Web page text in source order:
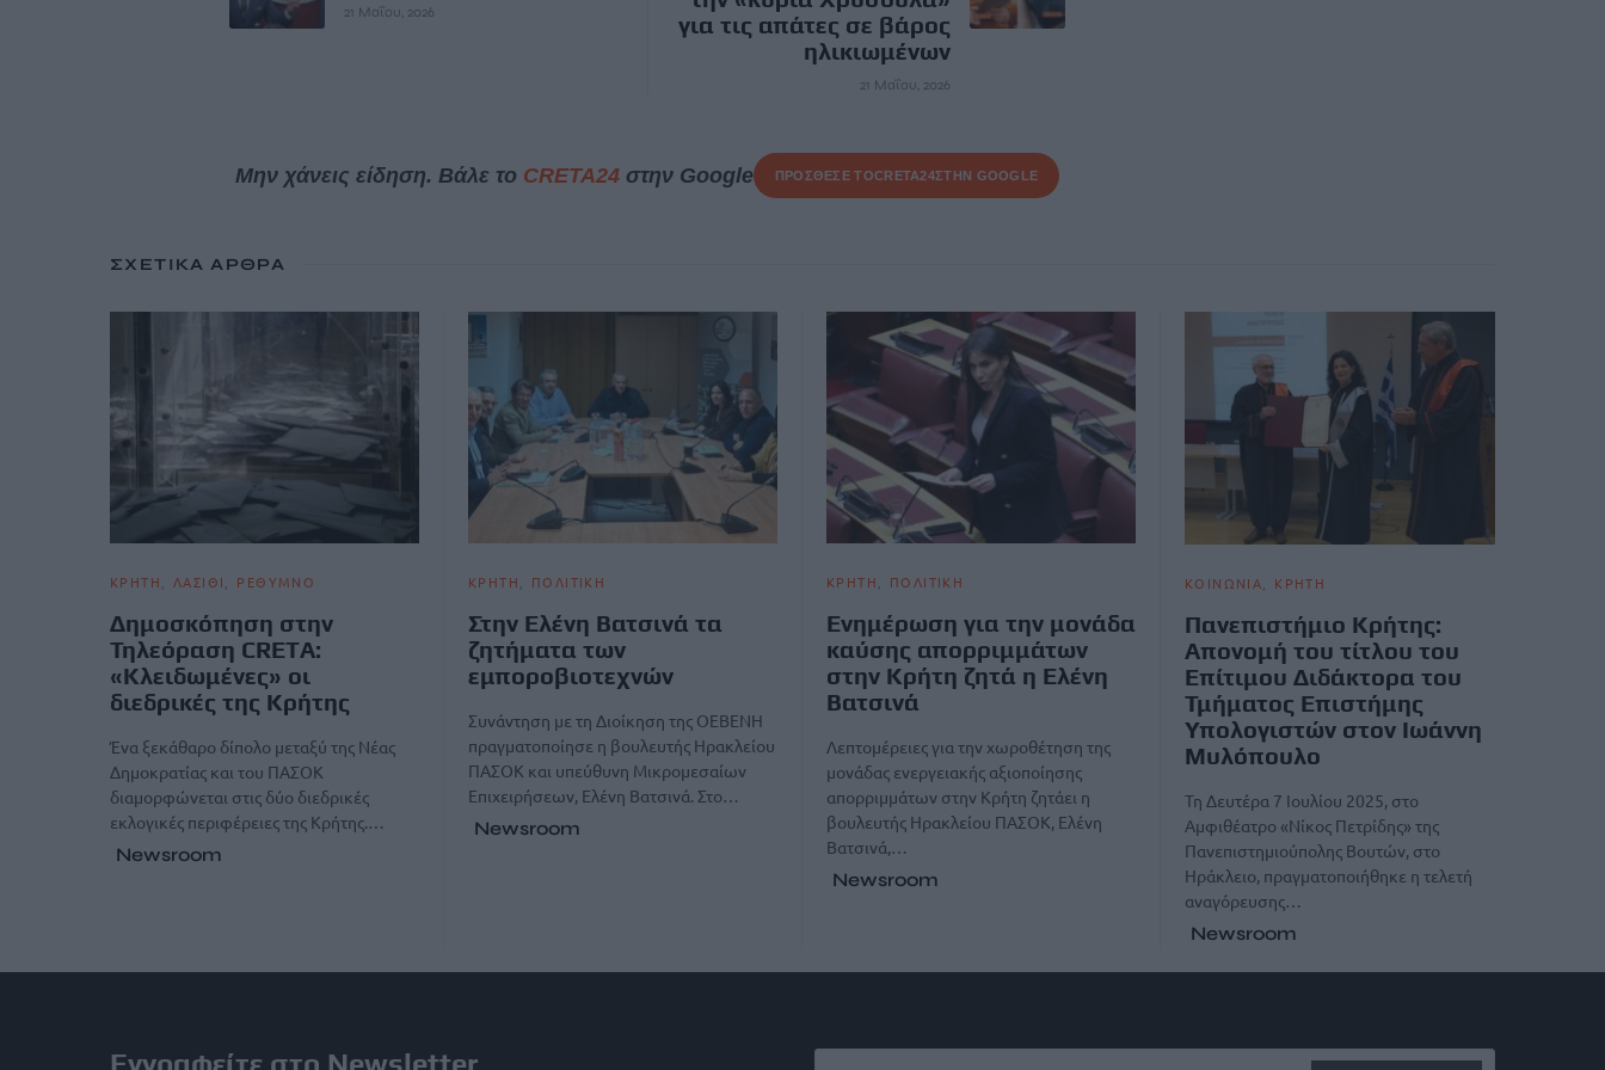
21 Μαΐου, 2026
για τις απάτες σε βάρος
ηλικιωμένων
21 Μαΐου, 2026
Μην χάνεις είδηση. Βάλε το CRETA24στην Google ΠΡΟΣΘΕΣΕ ΤΟCRETA24ΣΤΗΝ GOOGLE
ΣΧΕΤΙΚΆ ΆΡΘΡΑ
ΚΡΗΤΗ ΛΑΣΙΘΙ ΡΕΘΥΜΝΟ
Δημοσκόπηση στην
Τηλεόραση CRETA:
«Κλειδωμένες» οι
διεδρικές της Κρήτης
Ένα ξεκάθαρο δίπολο μεταξύ της Νέας
Δημοκρατίας και του ΠΑΣΟΚ
διαμορφώνεται στις δύο διεδρικές
εκλογικές περιφέρειες της Κρήτης.…
Newsroom
ΚΡΗΤΗ ΠΟΛΙΤΙΚΗ
Στην Ελένη Βατσινά τα
ζητήματα των
εμποροβιοτεχνών
Συνάντηση με τη Διοίκηση της ΟΕΒΕΝΗ
πραγματοποίησε η βουλευτής Ηρακλείου
ΠΑΣΟΚ και υπεύθυνη Μικρομεσαίων
Επιχειρήσεων, Ελένη Βατσινά. Στο…
Newsroom
ΚΡΗΤΗ ΠΟΛΙΤΙΚΗ
Ενημέρωση για την μονάδα
καύσης απορριμμάτων
στην Κρήτη ζητά η Ελένη
Βατσινά
Λεπτομέρειες για την χωροθέτηση της
μονάδας ενεργειακής αξιοποίησης
απορριμμάτων στην Κρήτη ζητάει η
βουλευτής Ηρακλείου ΠΑΣΟΚ, Ελένη
Βατσινά,…
Newsroom
ΚΟΙΝΩΝΙΑ ΚΡΗΤΗ
Πανεπιστήμιο Κρήτης:
Απονομή του τίτλου του
Επίτιμου Διδάκτορα του
Τμήματος Επιστήμης
Υπολογιστών στον Ιωάννη
Μυλόπουλο
Τη Δευτέρα 7 Ιουλίου 2025, στο
Αμφιθέατρο «Νίκος Πετρίδης» της
Πανεπιστημιούπολης Βουτών, στο
Ηράκλειο, πραγματοποιήθηκε η τελετή
αναγόρευσης…
Newsroom
Εγγραφείτε στο Newsletter